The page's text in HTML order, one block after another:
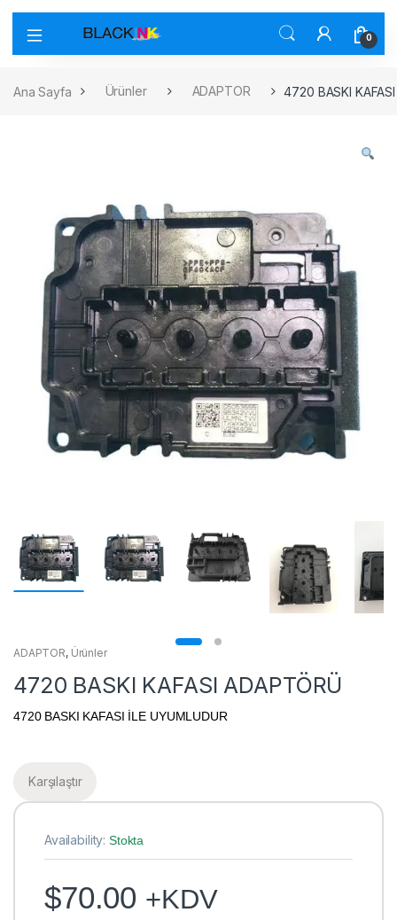
0
Ana Sayfa Ürünler ADAPTOR 4720 BASKI
ADAPTOR, Ürünler
4720 BASKI KAFASI ADAPTÖRÜ
4720 BASKI KAFASI İLE UYUMLUDUR
Karşılaştır
Availability:Stokta
$70.00 +KDV